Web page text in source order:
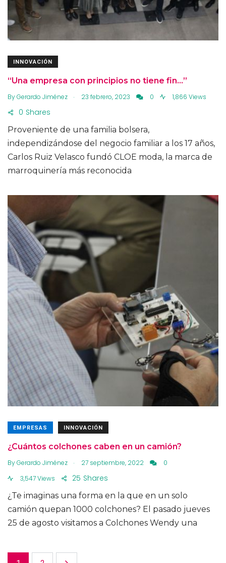
INNOVACIÓN
“Una empresa con principios no tiene fin…”
ByGerardo Jiménez . 23 febrero, 2023 0 1,866 Views
Shares
0
Proveniente de una familia bolsera,
independizándose del negocio familiar a los 17 años,
Carlos Ruiz Velasco fundó CLOE moda, la marca de
marroquinería más reconocida
EMPRESAS INNOVACIÓN
¿Cuántos colchones caben en un camión?
ByGerardo Jiménez . 27 septiembre, 2022
0
3,547 Views
Shares
25
¿Te imaginas una forma en la que en un solo
camión quepan 1000 colchones? El pasado jueves
25 de agosto visitamos a Colchones Wendy una